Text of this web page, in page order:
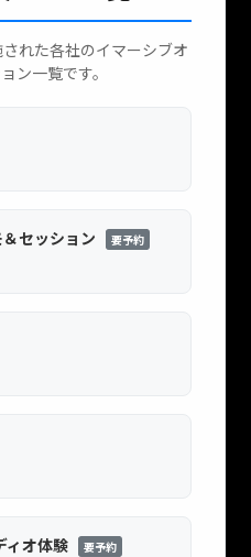
れた各社のイマーシブオ
ン一覧です。
セッション 要予約
ィオ体験 要予約